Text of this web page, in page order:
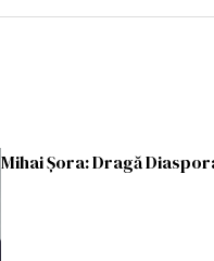
Mihai Șora: Dragă